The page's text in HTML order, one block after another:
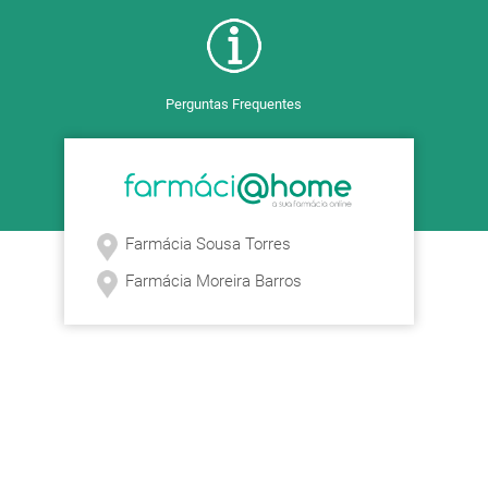
Perguntas Frequentes
Farmácia Sousa Torres
Farmácia Moreira Barros